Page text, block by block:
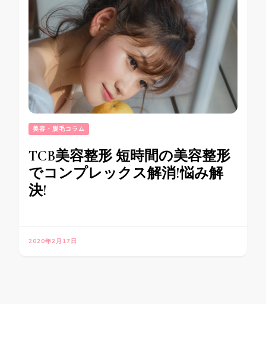
美容・脱毛コラム
TCB美容整形 短時間の美容整形
でコンプレックス解消!悩み解
決!
2020年2月17日